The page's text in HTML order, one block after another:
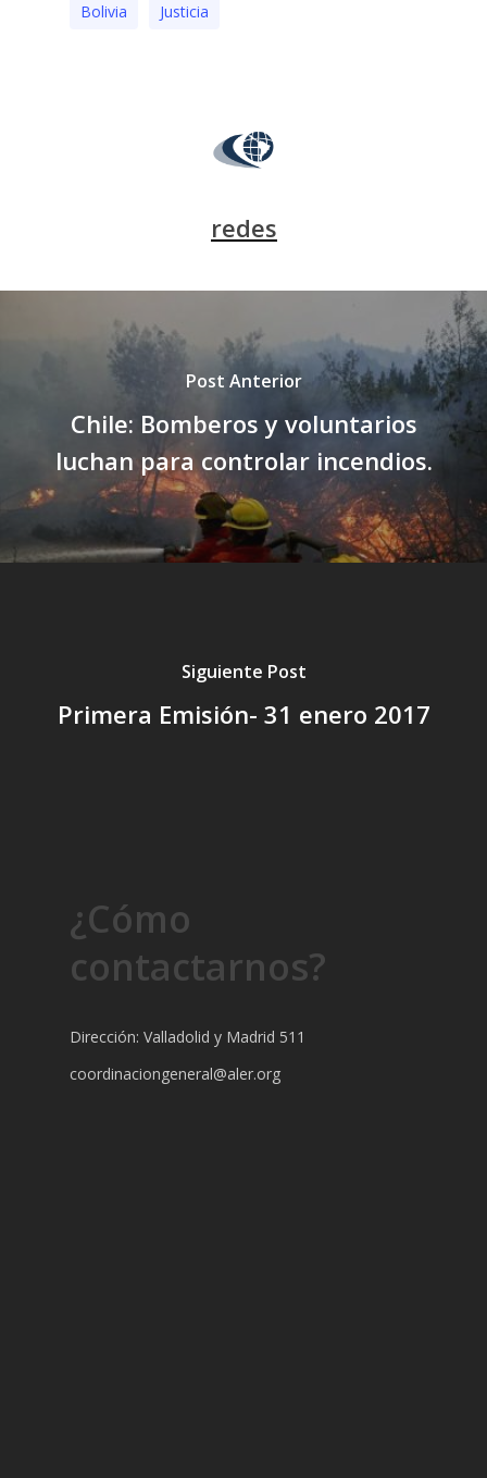
Bolivia Justicia
redes
Post Anterior
Chile: Bomberos y voluntarios
luchan para controlar incendios.
Siguiente Post
Primera Emisión- 31 enero 2017
¿Cómo
contactarnos?
Dirección: Valladolid y Madrid 511
coordinaciongeneral@aler.org